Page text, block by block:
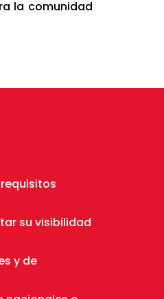
la comunidad
su visibilidad
y de